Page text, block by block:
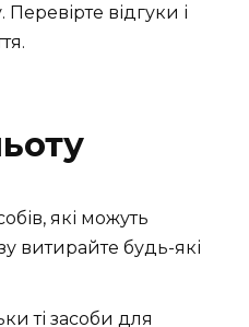
відгуки і
які можуть
витирайте будь-які
ті засоби для